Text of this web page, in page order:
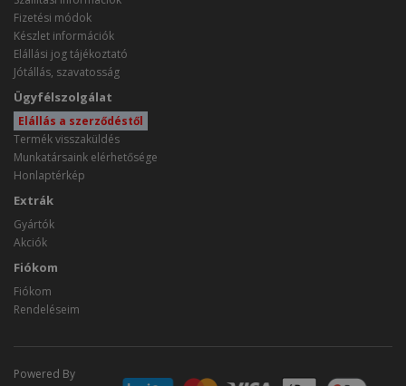
Fizetési módok
Készlet információk
Elállási jog tájékoztató
Jótállás, szavatosság
Ügyfélszolgálat
Elállás a szerződéstől
Termék visszaküldés
Munkatársaink elérhetősége
Honlaptérkép
Extrák
Gyártók
Akciók
Fiókom
Fiókom
Rendeléseim
Powered By